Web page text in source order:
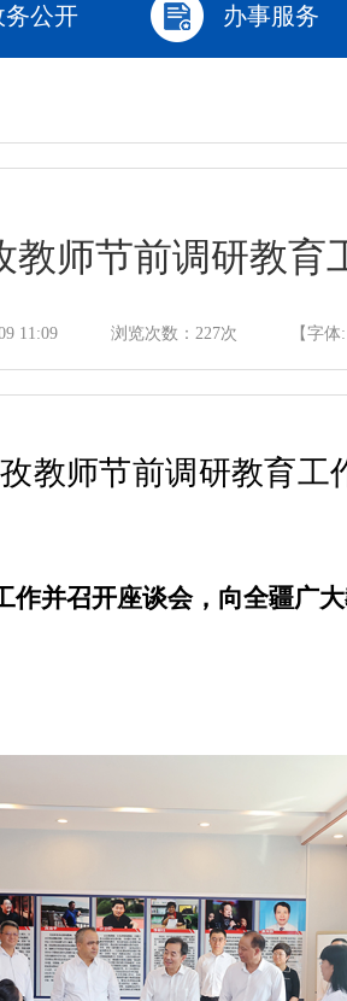
务公开 办事服务
教师节前调研教育
11:09 浏览次数： 227次 【字体:
教师节前调研教育工
作并召开座谈会，向全疆广